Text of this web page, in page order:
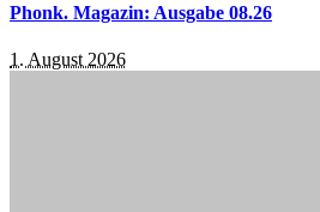
Phonk. Magazin: Ausgabe 08.26
1. August 2026